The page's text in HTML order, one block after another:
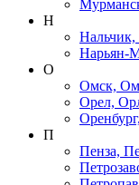
Н
Нальчик,
Нарьян-
О
Омск,
Орел,
П
Пенза,